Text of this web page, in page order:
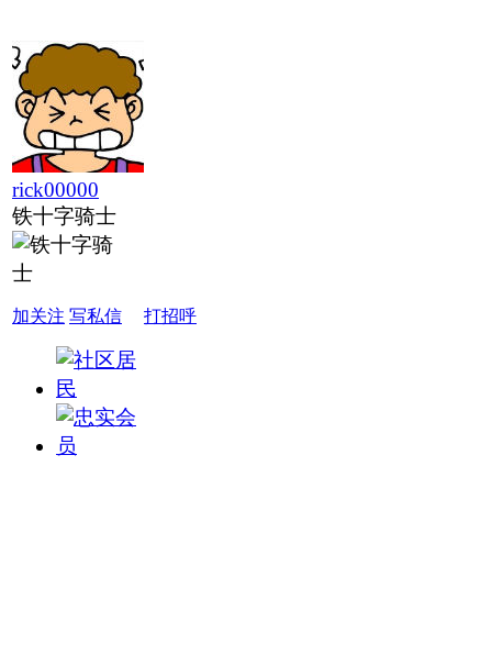
rick00000
铁十字骑士
加关注 写私信 打招呼